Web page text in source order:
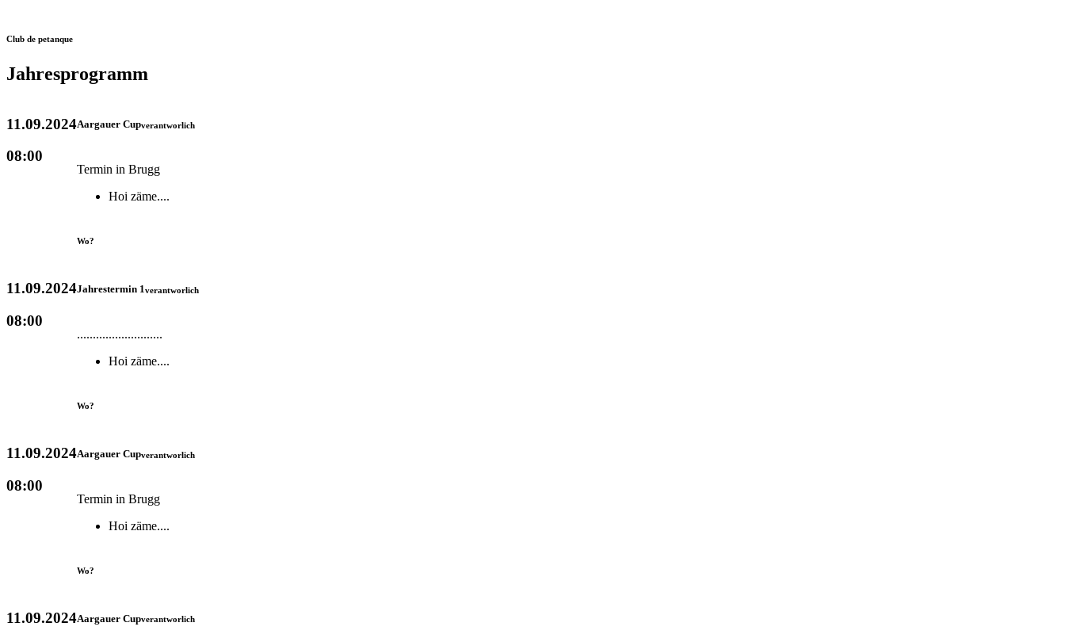
Club de petanque
Jahresprogramm
11.09.2024
08:00
Aargauer Cupverantworlich
Termin in Brugg
Hoi zäme....
Wo?
11.09.2024
08:00
Jahrestermin 1verantworlich
...........................
Hoi zäme....
Wo?
11.09.2024
08:00
Aargauer Cupverantworlich
Termin in Brugg
Hoi zäme....
Wo?
11.09.2024Aargauer Cupverantworlich